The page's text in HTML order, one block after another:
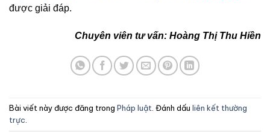
được giải đáp.
Chuyên viên tư vấn: Hoàng Thị Thu Hiền
Bài viết này được đăng trong Pháp luật. Đánh dấu liên kết thường
trực.